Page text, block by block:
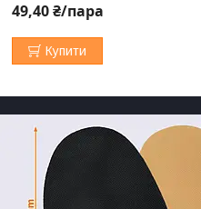
49,40 ₴/пара
Купити